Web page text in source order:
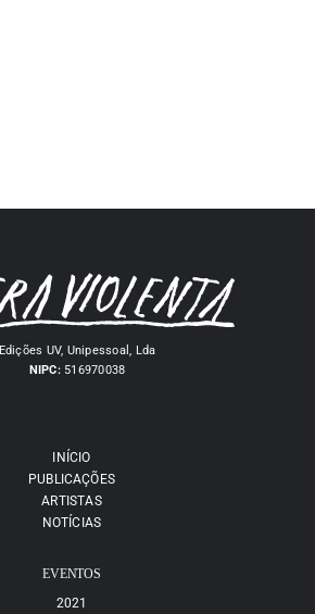
Edições UV, Unipessoal, Lda
NIPC:516970038
INÍCIO
PUBLICAÇÕES
ARTISTAS
NOTÍCIAS
EVENTOS
2021